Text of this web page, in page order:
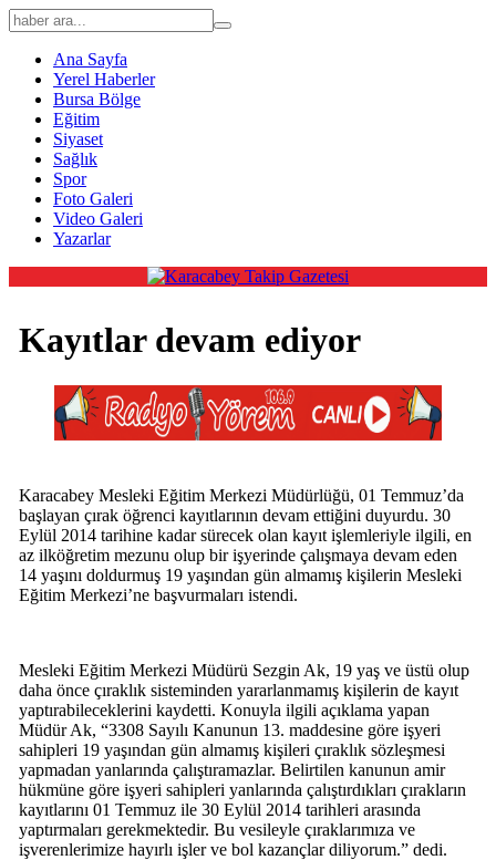
Ana Sayfa
Yerel Haberler
Bursa Bölge
Eğitim
Siyaset
Sağlık
Spor
Foto Galeri
Video Galeri
Yazarlar
Kayıtlar devam ediyor
Karacabey Mesleki Eğitim Merkezi Müdürlüğü, 01 Temmuz’da
başlayan çırak öğrenci kayıtlarının devam ettiğini duyurdu. 30
Eylül 2014 tarihine kadar sürecek olan kayıt işlemleriyle ilgili, en
az ilköğretim mezunu olup bir işyerinde çalışmaya devam eden
14 yaşını doldurmuş 19 yaşından gün almamış kişilerin Mesleki
Eğitim Merkezi’ne başvurmaları istendi.
Mesleki Eğitim Merkezi Müdürü Sezgin Ak, 19 yaş ve üstü olup
daha önce çıraklık sisteminden yararlanmamış kişilerin de kayıt
yaptırabileceklerini kaydetti. Konuyla ilgili açıklama yapan
Müdür Ak, “3308 Sayılı Kanunun 13. maddesine göre işyeri
sahipleri 19 yaşından gün almamış kişileri çıraklık sözleşmesi
yapmadan yanlarında çalıştıramazlar. Belirtilen kanunun amir
hükmüne göre işyeri sahipleri yanlarında çalıştırdıkları çırakların
kayıtlarını 01 Temmuz ile 30 Eylül 2014 tarihleri arasında
yaptırmaları gerekmektedir. Bu vesileyle çıraklarımıza ve
işverenlerimize hayırlı işler ve bol kazançlar diliyorum.” dedi.